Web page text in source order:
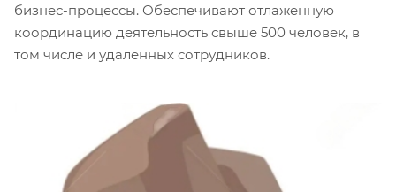
бизнес-процессы. Обеспечивают отлаженную
координацию деятельность свыше 500 человек, в
том числе и удаленных сотрудников.